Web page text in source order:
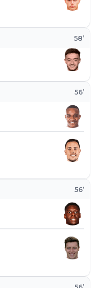
56’
56’
58’